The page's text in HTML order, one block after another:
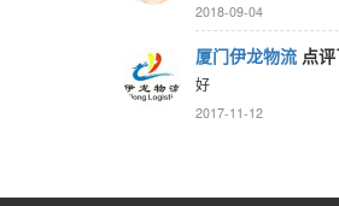
2018-09-04
厦门伊龙物流 点
好
2017-11-12